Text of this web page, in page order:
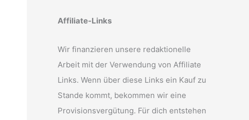
Affiliate-Links
Wir finanzieren unsere redaktionelle
Arbeit mit der Verwendung von Affiliate
Links. Wenn über diese Links ein Kauf zu
Stande kommt, bekommen wir eine
Provisionsvergütung. Für dich entstehen